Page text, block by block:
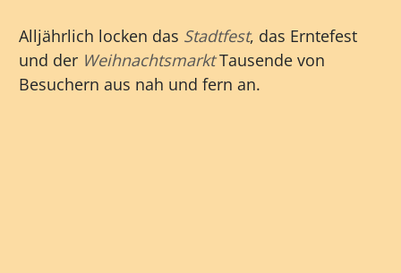
Alljährlich locken das Stadtfest, das Erntefest
und der WeihnachtsmarktTausende von
Besuchern aus nah und fern an.